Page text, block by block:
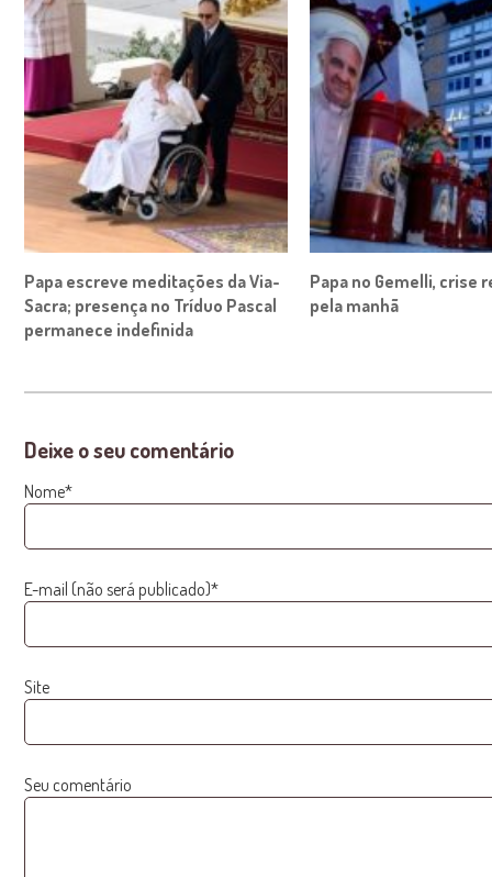
Papa escreve meditações da Via-
Sacra; presença no Tríduo Pascal
permanece indefinida
Papa no Gemelli, crise
pela manhã
Deixe o seu comentário
Nome*
E-mail (não será publicado)*
Site
Seu comentário